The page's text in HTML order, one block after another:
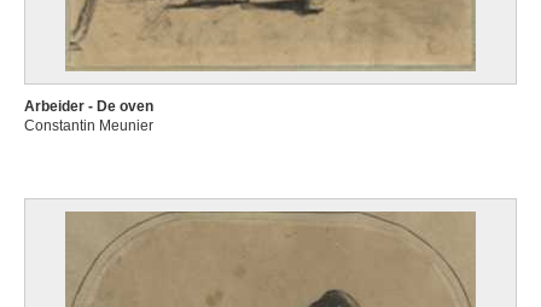
Arbeider - De oven
Constantin Meunier